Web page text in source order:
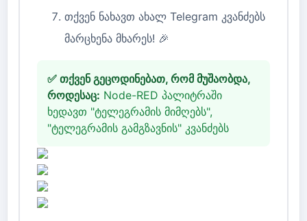
თქვენ ნახავთ ახალ Telegram კვანძებს
მარცხენა მხარეს! 🎉
✅ თქვენ გეცოდინებათ, რომ მუშაობდა,
როდესაც: Node-RED პალიტრაში
ხედავთ "ტელეგრამის მიმღებს",
"ტელეგრამის გამგზავნის" კვანძებს